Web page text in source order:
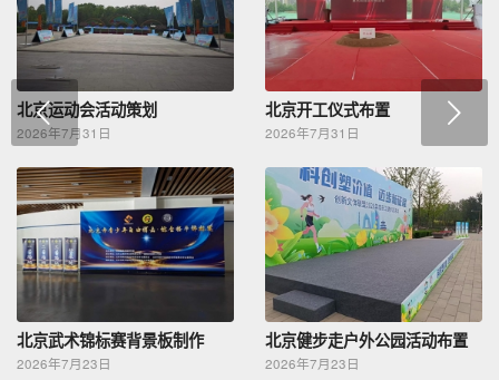
北京运动会活动策划
2026年7月31日
北京开工仪式布置
2026年7月31日
北京武术锦标赛背景板制作
2026年7月23日
北京健步走户外公园活动布置
2026年7月23日
下一页